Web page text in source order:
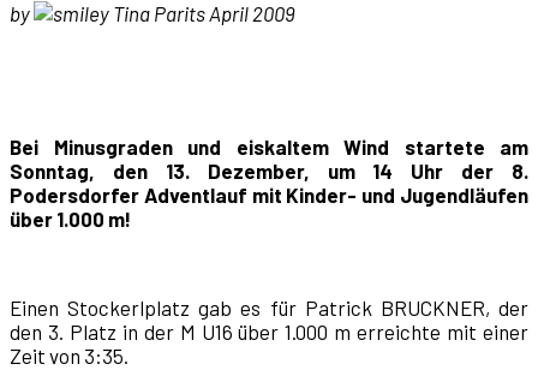
by
Tina Parits April 2009
Bei Minusgraden und eiskaltem Wind startete am
Sonntag, den 13. Dezember, um 14 Uhr der 8.
Podersdorfer Adventlauf mit Kinder- und Jugendläufen
über 1.000 m!
Einen Stockerlplatz gab es für Patrick BRUCKNER, der
den 3. Platz in der M U16 über 1.000 m erreichte mit einer
Zeit von 3:35.